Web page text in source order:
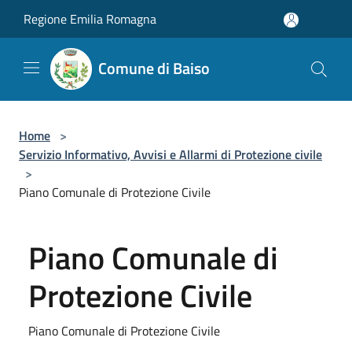
Regione Emilia Romagna
Comune di Baiso
Home >
Servizio Informativo, Avvisi e Allarmi di Protezione civile
>
Piano Comunale di Protezione Civile
Piano Comunale di
Protezione Civile
Piano Comunale di Protezione Civile